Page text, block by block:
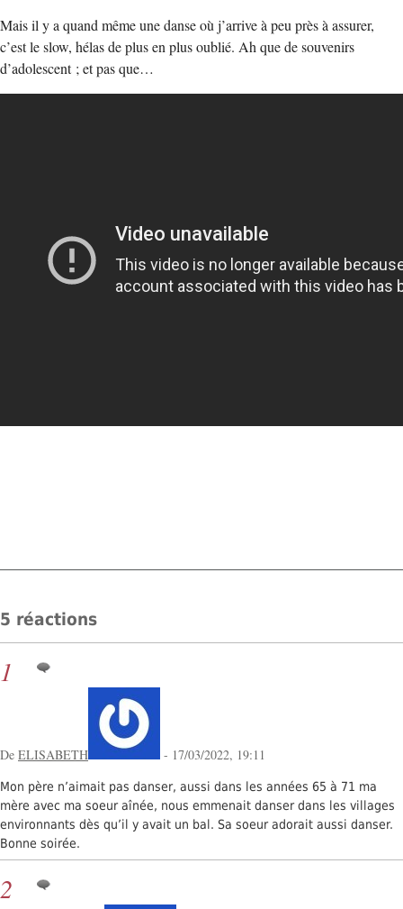
Mais il y a quand même une danse où j’arrive à peu près à assurer,
c’est le slow, hélas de plus en plus oublié. Ah que de souvenirs
d’adolescent ; et pas que…
5 réactions
1
De ELISABETH - 17/03/2022, 19:11
Mon père n’aimait pas danser, aussi dans les années 65 à 71 ma
mère avec ma soeur aînée, nous emmenait danser dans les villages
environnants dès qu’il y avait un bal. Sa soeur adorait aussi danser.
Bonne soirée.
2